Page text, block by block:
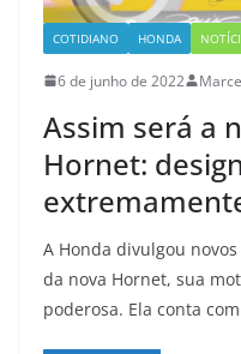
COTIDIANO HONDA
6 de junho de 2022
Assim será a
Hornet:
A Honda divulgou
da nova Hornet, sua
poderosa. Ela conta com